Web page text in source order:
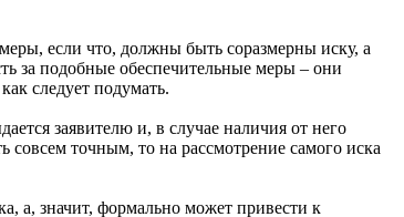
если что, должны быть соразмерны иску, а
за подобные обеспечительные меры – они
следует подумать.
заявителю и, в случае наличия от него
точным, то на рассмотрение самого иска
а, значит, формально может привести к